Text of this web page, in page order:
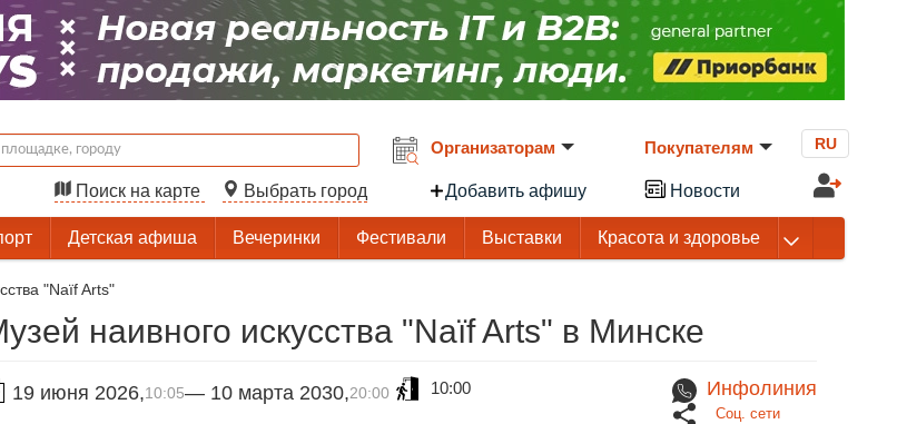
Поиск на карте Выбрать город
Организаторам
Добавить афишу
Покупателям
Новости
RU
Детская афиша Вечеринки Фестивали Выставки Красота и здоровье
"Naïf Arts"
наивного искусства "Naïf Arts" в Минске
19 июня 2026,10:05— 10 марта 2030,20:00 10:00 Инфолиния
Соц. сети